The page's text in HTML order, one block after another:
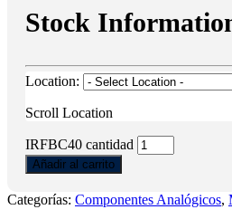
Stock
Location:
Scroll Location
IRFBC40 cantidad
Añadir al carrito
Categorías: Componentes Analógicos,